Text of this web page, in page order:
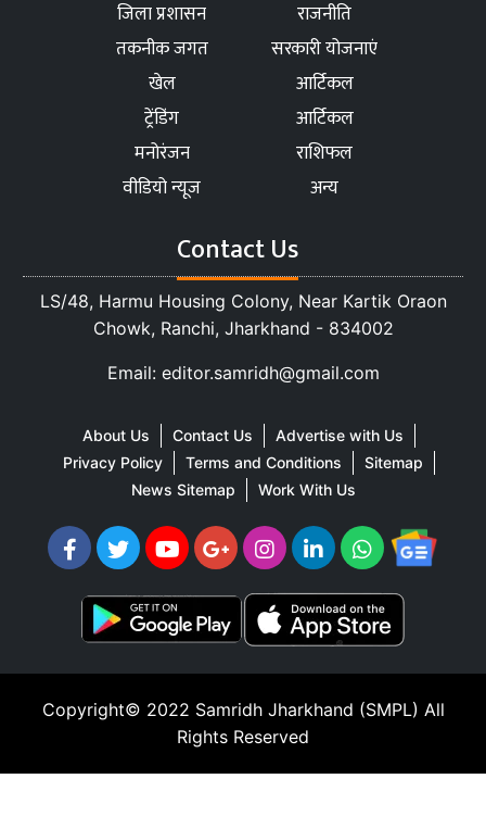
जिला प्रशासन
राजनीति
तकनीक जगत
सरकारी योजनाएं
खेल
आर्टिकल
ट्रेंडिंग
आर्टिकल
मनोरंजन
राशिफल
वीडियो न्यूज
अन्य
Contact Us
LS/48, Harmu Housing Colony, Near Kartik Oraon
Chowk, Ranchi, Jharkhand - 834002
Email: editor.samridh@gmail.com
About Us Contact Us
Advertise with Us
Privacy Policy
Terms and Conditions
Sitemap
News Sitemap
Work With Us
Copyright© 2022 Samridh Jharkhand (SMPL) All
Rights Reserved